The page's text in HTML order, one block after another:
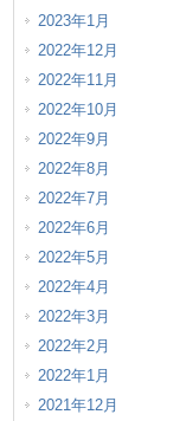
2023年1月
2022年12月
2022年11月
2022年10月
2022年9月
2022年8月
2022年7月
2022年6月
2022年5月
2022年4月
2022年3月
2022年2月
2022年1月
2021年12月